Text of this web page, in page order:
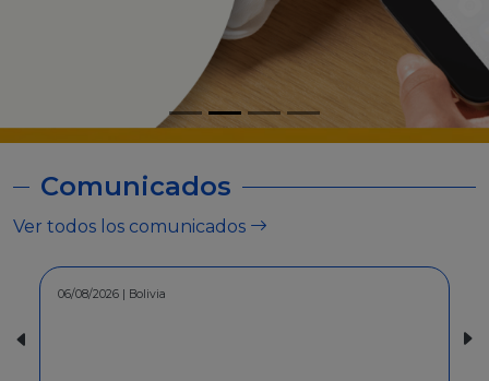
Comunicados
Ver todos los comunicados
30/07/2026 | Bolivia